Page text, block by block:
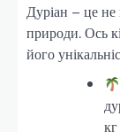
Дуріан – це
природи. Ось
його